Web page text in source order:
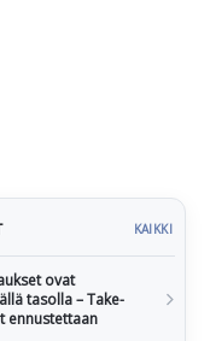
KAIKKI
ovat
tasolla – Take-
ennustettaan